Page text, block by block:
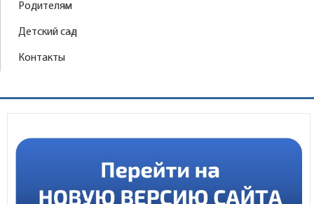
Родителям
Детский сад
Контакты